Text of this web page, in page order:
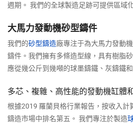
週期。 我們的全球製造足跡可提供區域
大馬力發動機砂型鑄件
我們的砂型鑄造廠專注于為大馬力發動
鑄件。我們擁有多條造型線，具有樹脂
應從幾公斤到幾噸的球墨鑄鐵、灰鑄鐵
多芯、複雜、高性能的發動機缸體
根據2019 羅蘭貝格行業報告，按收入計
鑄造市場中排名第五。 我們專注於製造